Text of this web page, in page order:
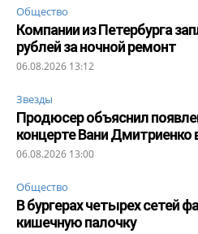
Общество
Компании из Петербурга
рублей за ночной ремонт
06.08.2026 13:12
Звезды
Продюсер объяснил
концерте Вани Дмитриенко
06.08.2026 13:00
Общество
В бургерах четырех сетей
кишечную палочку